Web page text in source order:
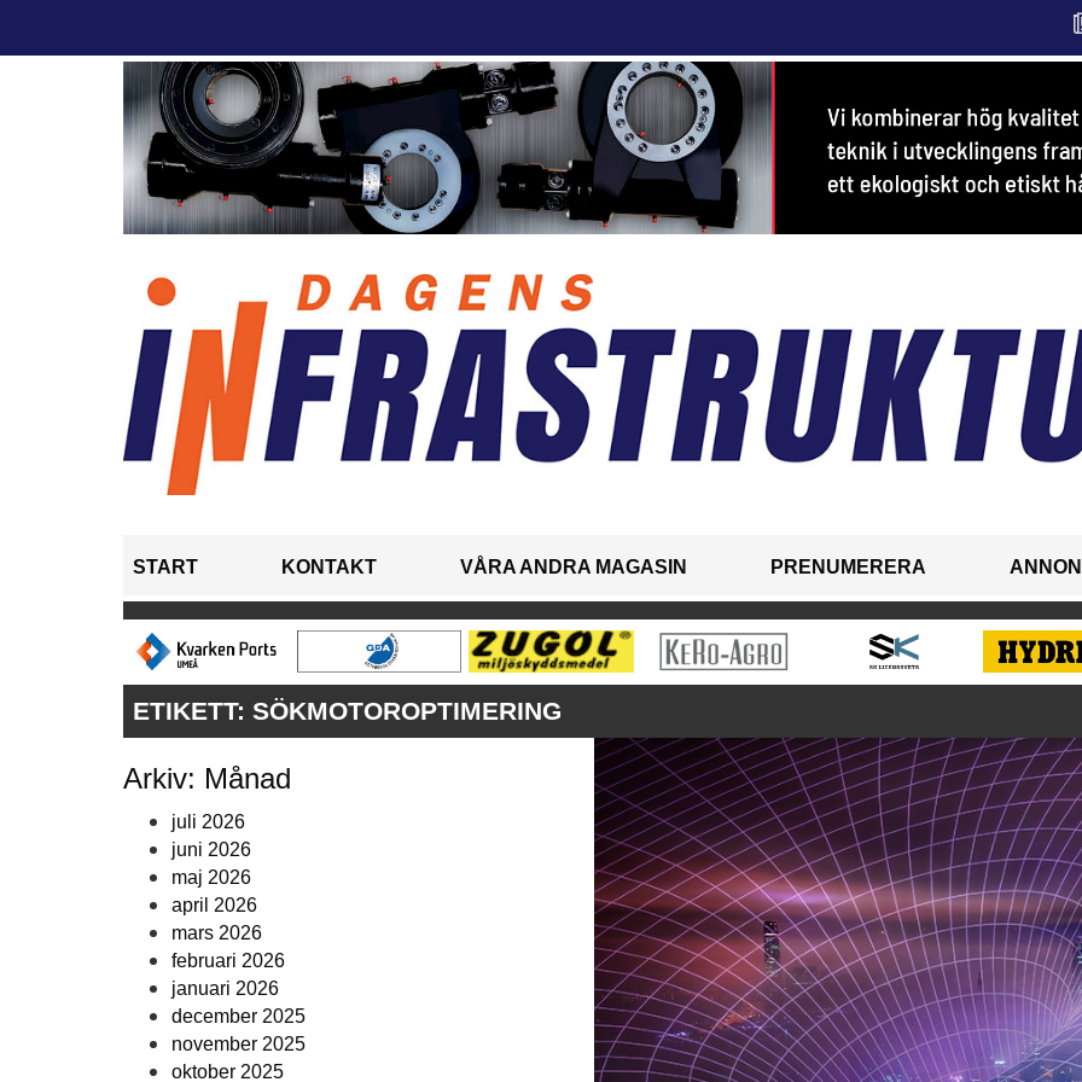
START KONTAKT VÅRA ANDRA MAGASIN PRENUMERERA
ETIKETT: SÖKMOTOROPTIMERING
Arkiv: Månad
juli 2026
juni 2026
maj 2026
april 2026
mars 2026
februari 2026
januari 2026
december 2025
november 2025
oktober 2025